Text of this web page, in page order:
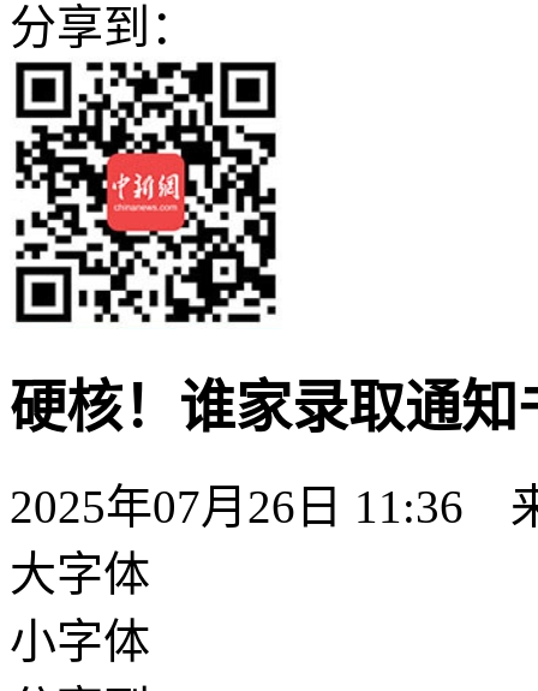
分享到：
硬核！谁家录取通
2025年07月26日 11:36
大字体
小字体